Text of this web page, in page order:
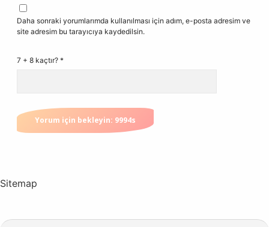
Daha sonraki yorumlarımda kullanılması için adım, e-posta adresim ve
site adresim bu tarayıcıya kaydedilsin.
7 + 8 kaçtır? *
Sitemap